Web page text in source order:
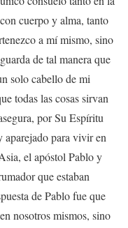
cuerpo y alma, tanto
a mí mismo, sino
de tal manera que
solo cabello de mi
todas las cosas sirvan
por Su Espíritu
aparejado para vivir en
el apóstol Pablo y
que estaban
de Pablo fue que
nosotros mismos, sino